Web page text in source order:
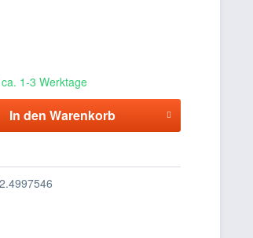
1-3 Werktage
In den Warenkorb